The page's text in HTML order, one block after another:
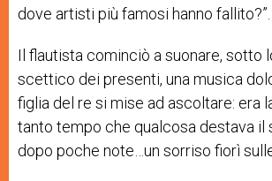
dove artisti più famosi hanno fallito?”.
Il flautista cominciò a suonare, sotto
scettico dei presenti, una musica
figlia del re si mise ad ascoltare: era
tanto tempo che qualcosa destava il
dopo poche note…un sorriso fiorì